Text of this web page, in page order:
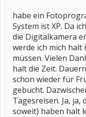
habe ein
System ist XP. Da
die Digitalkamera
werde ich mich halt
müssen. Vielen
halt die Zeit.
schon wieder für
gebucht.
Tagesreisen. Ja, ja,
soweit) haben halt